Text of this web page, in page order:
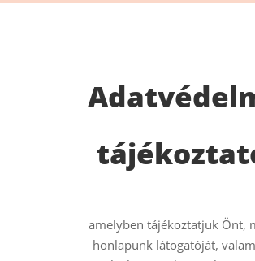
amelyben tájékoztatjuk Önt,
honlapunk látogatóját,